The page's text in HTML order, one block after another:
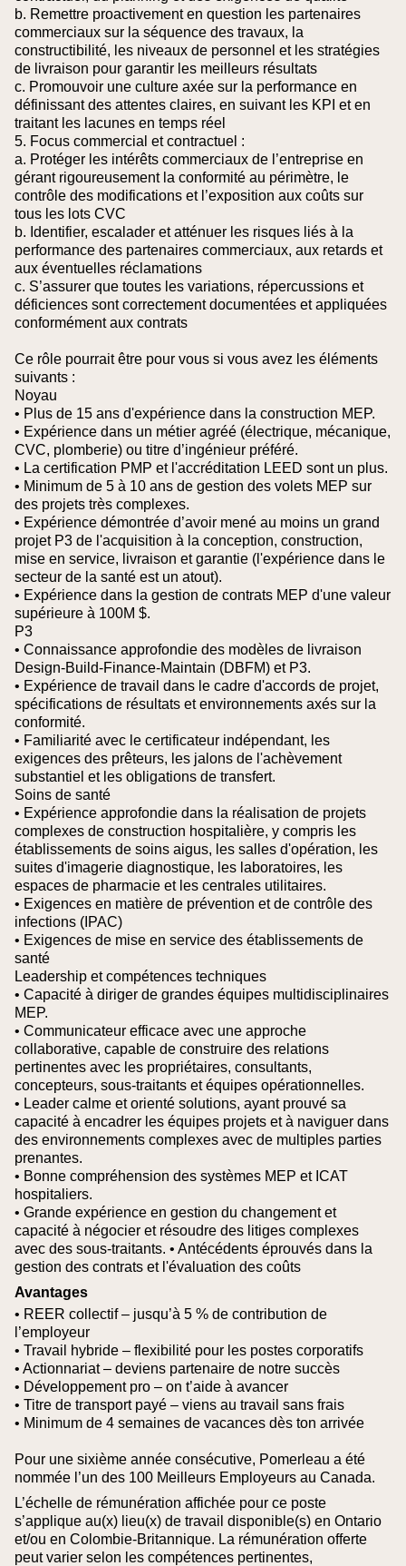
b. Remettre proactivement en question les partenaires
commerciaux sur la séquence des travaux, la
constructibilité, les niveaux de personnel et les stratégies
de livraison pour garantir les meilleurs résultats
c. Promouvoir une culture axée sur la performance en
définissant des attentes claires, en suivant les KPI et en
traitant les lacunes en temps réel
5. Focus commercial et contractuel :
a. Protéger les intérêts commerciaux de l’entreprise en
gérant rigoureusement la conformité au périmètre, le
contrôle des modifications et l’exposition aux coûts sur
tous les lots CVC
b. Identifier, escalader et atténuer les risques liés à la
performance des partenaires commerciaux, aux retards et
aux éventuelles réclamations
c. S’assurer que toutes les variations, répercussions et
déficiences sont correctement documentées et appliquées
conformément aux contrats
Ce rôle pourrait être pour vous si vous avez les éléments
suivants :
Noyau
• Plus de 15 ans d'expérience dans la construction MEP.
• Expérience dans un métier agréé (électrique, mécanique,
CVC, plomberie) ou titre d’ingénieur préféré.
• La certification PMP et l'accréditation LEED sont un plus.
• Minimum de 5 à 10 ans de gestion des volets MEP sur
des projets très complexes.
• Expérience démontrée d’avoir mené au moins un grand
projet P3 de l'acquisition à la conception, construction,
mise en service, livraison et garantie (l'expérience dans le
secteur de la santé est un atout).
• Expérience dans la gestion de contrats MEP d'une valeur
supérieure à 100M $.
P3
• Connaissance approfondie des modèles de livraison
Design-Build-Finance-Maintain (DBFM) et P3.
• Expérience de travail dans le cadre d'accords de projet,
spécifications de résultats et environnements axés sur la
conformité.
• Familiarité avec le certificateur indépendant, les
exigences des prêteurs, les jalons de l'achèvement
substantiel et les obligations de transfert.
Soins de santé
• Expérience approfondie dans la réalisation de projets
complexes de construction hospitalière, y compris les
établissements de soins aigus, les salles d'opération, les
suites d'imagerie diagnostique, les laboratoires, les
espaces de pharmacie et les centrales utilitaires.
• Exigences en matière de prévention et de contrôle des
infections (IPAC)
• Exigences de mise en service des établissements de
santé
Leadership et compétences techniques
• Capacité à diriger de grandes équipes multidisciplinaires
MEP.
• Communicateur efficace avec une approche
collaborative, capable de construire des relations
pertinentes avec les propriétaires, consultants,
concepteurs, sous-traitants et équipes opérationnelles.
• Leader calme et orienté solutions, ayant prouvé sa
capacité à encadrer les équipes projets et à naviguer dans
des environnements complexes avec de multiples parties
prenantes.
• Bonne compréhension des systèmes MEP et ICAT
hospitaliers.
• Grande expérience en gestion du changement et
capacité à négocier et résoudre des litiges complexes
avec des sous-traitants. • Antécédents éprouvés dans la
gestion des contrats et l'évaluation des coûts
Avantages
• REER collectif – jusqu’à 5 % de contribution de
l’employeur
• Travail hybride – flexibilité pour les postes corporatifs
• Actionnariat – deviens partenaire de notre succès
• Développement pro – on t’aide à avancer
• Titre de transport payé – viens au travail sans frais
• Minimum de 4 semaines de vacances dès ton arrivée
Pour une sixième année consécutive, Pomerleau a été
nommée l’un des 100 Meilleurs Employeurs au Canada.
L’échelle de rémunération affichée pour ce poste
s’applique au(x) lieu(x) de travail disponible(s) en Ontario
et/ou en Colombie‑Britannique. La rémunération offerte
peut varier selon les compétences pertinentes,